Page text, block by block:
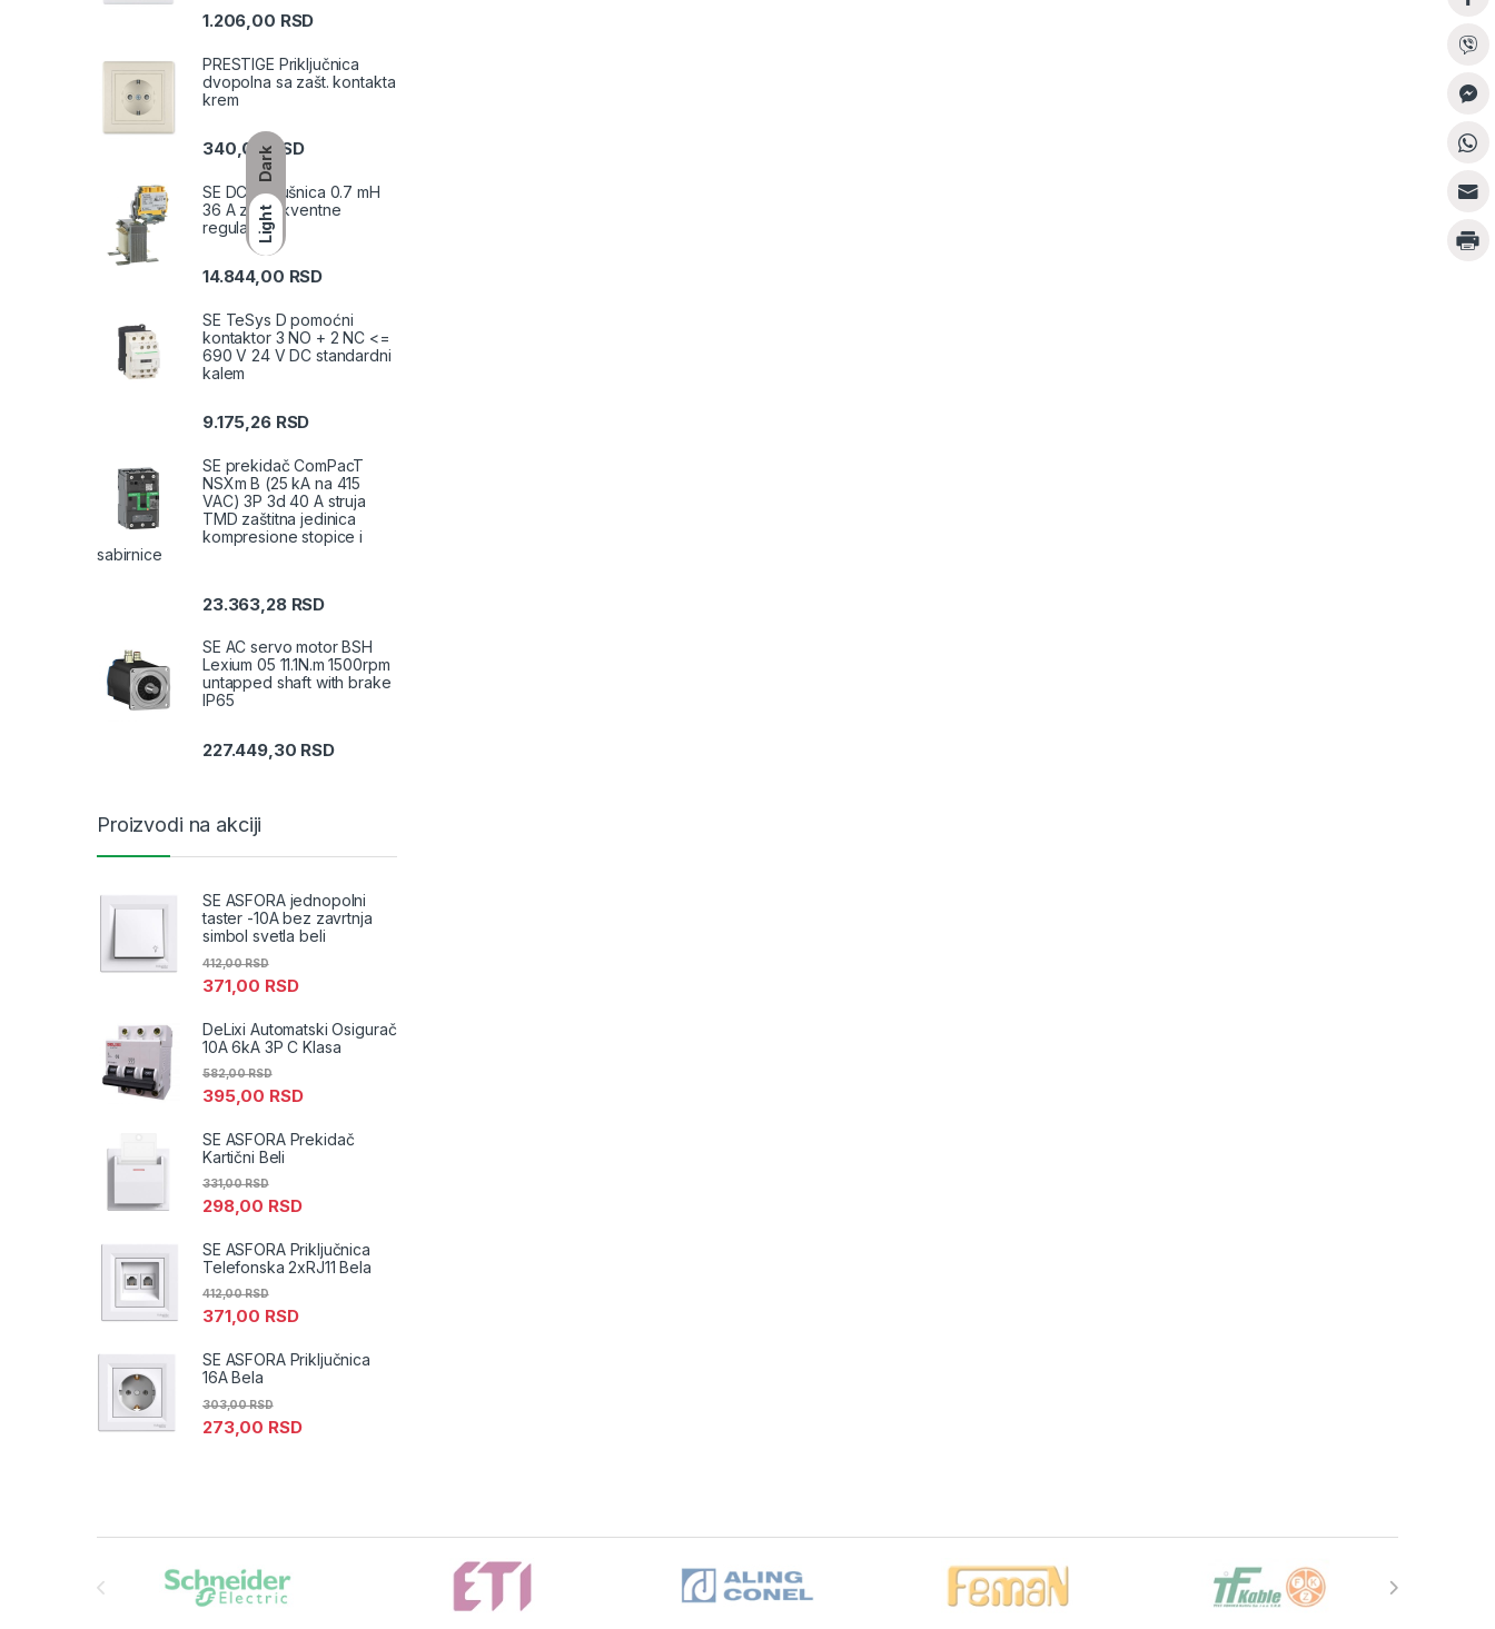
Dark
Light
1.206,00 RSD
PRESTIGE Priključnica
dvopolna sa zašt. kontakta
krem
340,00RSD
SE DC prigušnica 0.7 mH
36 A za frekventne
regulatore
14.844,00 RSD
SE TeSys D pomoćni
kontaktor 3 NO + 2 NC <=
690 V 24 V DC standardni
kalem
9.175,26 RSD
SE prekidač ComPacT
NSXm B (25 kA na 415
VAC) 3P 3d 40 A struja
TMD zaštitna jedinica
kompresione stopice i
sabirnice
23.363,28 RSD
SE AC servo motor BSH
Lexium 05 11.1N.m 1500rpm
untapped shaft with brake
IP65
227.449,30 RSD
Proizvodi na akciji
SE ASFORA jednopolni
taster -10A bez zavrtnja
simbol svetla beli
371,00 RSD
412,00RSD
DeLixi Automatski Osigurač
10A 6kA 3P C Klasa
395,00 RSD
582,00RSD
SE ASFORA Prekidač
Kartični Beli
298,00 RSD
331,00RSD
SE ASFORA Priključnica
Telefonska 2xRJ11 Bela
371,00 RSD
412,00RSD
SE ASFORA Priključnica
16A Bela
273,00 RSD
303,00RSD